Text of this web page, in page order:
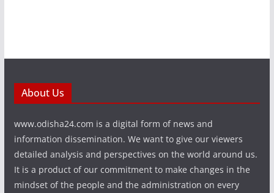
About Us
www.odisha24.com is a digital form of news and
information dissemination. We want to give our viewers
detailed analysis and perspectives on the world around us.
It is a product of our commitment to make changes in the
mindset of the people and the administration on every